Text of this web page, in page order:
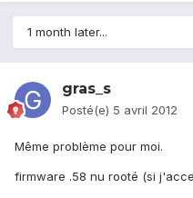
1 month later...
gras_s
Posté(e) 5 avril 2012
Même problème pour moi.
firmware .58 nu rooté (si